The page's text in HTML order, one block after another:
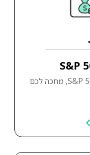
המדריך המלא לאיך להשקיע ב- S&P 500, מחכה לכם